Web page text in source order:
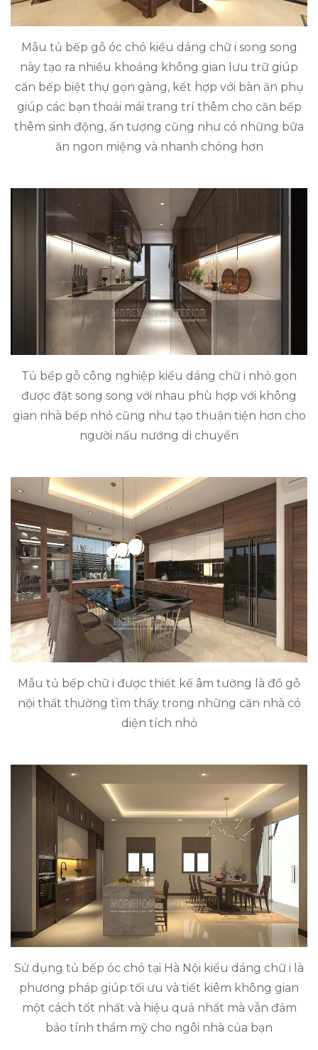
Mẫu tủ bếp gỗ óc chó kiểu dáng chữ i song song
này tạo ra nhiều khoảng không gian lưu trữ giúp
căn bếp biệt thự gọn gàng, kết hợp với bàn ăn phụ
giúp các bạn thoải mái trang trí thêm cho căn bếp
thêm sinh động, ấn tượng cũng như có những bữa
ăn ngon miệng và nhanh chóng hơn
Tủ bếp gỗ công nghiệp kiểu dáng chữ i nhỏ gọn
được đặt song song với nhau phù hợp với không
gian nhà bếp nhỏ cũng như tạo thuận tiện hơn cho
người nấu nướng di chuyển
Mẫu tủ bếp chữ i được thiết kế âm tường là đồ gỗ
nội thất thường tìm thấy trong những căn nhà có
diện tích nhỏ
Sử dụng tủ bếp óc chó tại Hà Nội kiểu dáng chữ i là
phương pháp giúp tối ưu và tiết kiêm không gian
một cách tốt nhất và hiệu quả nhất mà vẫn đảm
bảo tính thẩm mỹ cho ngôi nhà của bạn